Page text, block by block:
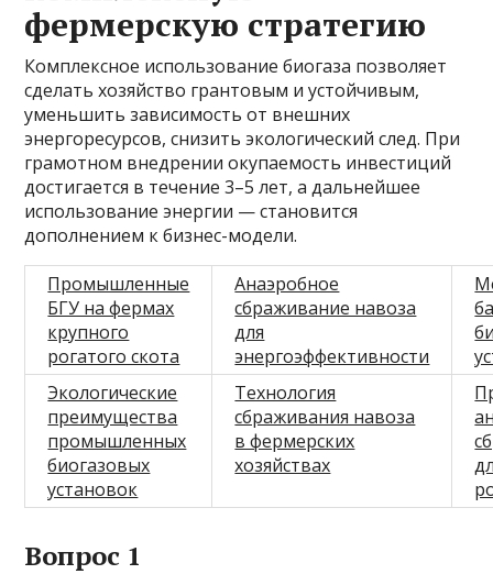
фермерскую стратегию
Комплексное использование биогаза позволяет
сделать хозяйство грантовым и устойчивым,
уменьшить зависимость от внешних
энергоресурсов, снизить экологический след. При
грамотном внедрении окупаемость инвестиций
достигается в течение 3–5 лет, а дальнейшее
использование энергии — становится
дополнением к бизнес-модели.
Промышленные
БГУ на фермах
крупного
рогатого скота
Анаэробное
сбраживание навоза
для
энергоэффективности
Экологические
преимущества
промышленных
биогазовых
установок
Технология
сбраживания навоза
в фермерских
хозяйствах
Вопрос 1